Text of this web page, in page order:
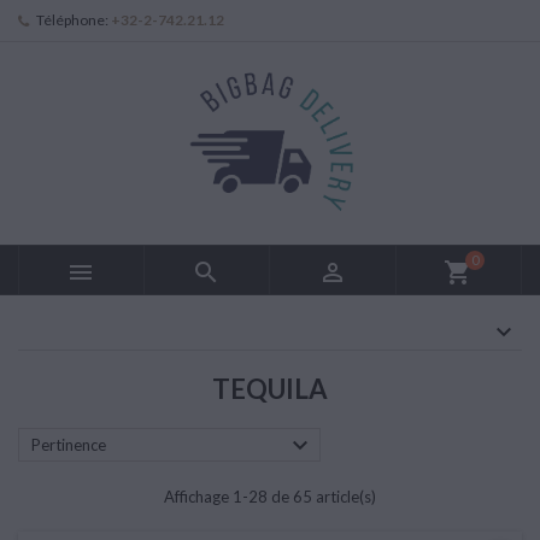
Téléphone: +32-2-742.21.12
   shopping_cart0
TEQUILA
Pertinence 
Affichage 1-28 de 65 article(s)